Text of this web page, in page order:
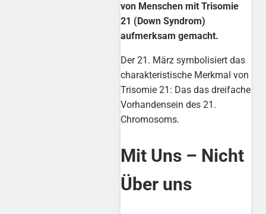
von Menschen mit Trisomie
21 (Down Syndrom)
aufmerksam gemacht.
Der 21. März symbolisiert das
charakteristische Merkmal von
Trisomie 21: Das das dreifache
Vorhandensein des 21.
Chromosoms.
Mit Uns – Nicht
Über uns